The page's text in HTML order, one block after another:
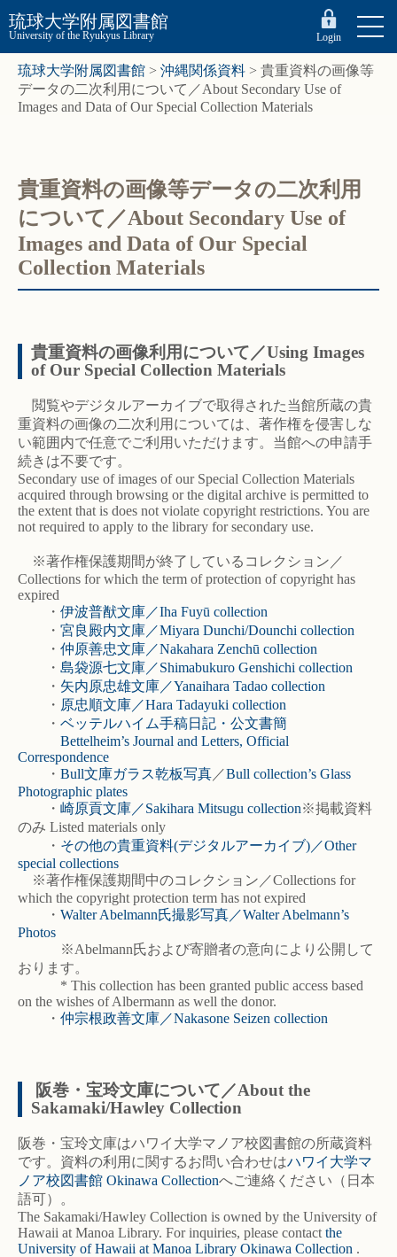
琉球大学附属図書館
University of the Ryukyus Library Login
琉球大学附属図書館 > 沖縄関係資料 > 貴重資料の画像等
データの二次利用について／About Secondary Use of
Images and Data of Our Special Collection Materials
貴重資料の画像等データの二次利用
について／About Secondary Use of
Images and Data of Our Special
Collection Materials
貴重資料の画像利用について／Using Images
of Our Special Collection Materials
閲覧やデジタルアーカイブで取得された当館所蔵の貴
重資料の画像の二次利用については、著作権を侵害しな
い範囲内で任意でご利用いただけます。当館への申請手
続きは不要です。
Secondary use of images of our Special Collection Materials
acquired through browsing or the digital archive is permitted to
the extent that is does not violate copyright restrictions. You are
not required to apply to the library for secondary use.
※著作権保護期間が終了しているコレクション／
Collections for which the term of protection of copyright has
expired
・ 伊波普猷文庫／Iha Fuyū collection
・ 宮良殿内文庫／Miyara Dunchi/Dounchi collection
・ 仲原善忠文庫／Nakahara Zenchū collection
・ 島袋源七文庫／Shimabukuro Genshichi collection
・ 矢内原忠雄文庫／Yanaihara Tadao collection
・ 原忠順文庫／Hara Tadayuki collection
・ ベッテルハイム手稿日記・公文書簡
Bettelheim’s Journal and Letters, Official
Correspondence
・ Bull文庫ガラス乾板写真 ／Bull collection’s Glass
Photographic plates
・ 崎原貢文庫／Sakihara Mitsugu collection※掲載資料
のみ Listed materials only
・ その他の貴重資料(デジタルアーカイブ)／Other
special collections
※著作権保護期間中のコレクション／Collections for
which the copyright protection term has not expired
・ Walter Abelmann氏撮影写真／Walter Abelmann’s
Photos
※Abelmann氏および寄贈者の意向により公開して
おります。
* This collection has been granted public access based
on the wishes of Albermann as well the donor.
・ 仲宗根政善文庫／Nakasone Seizen collection
阪巻・宝玲文庫について／About the
Sakamaki/Hawley Collection
阪巻・宝玲文庫はハワイ大学マノア校図書館の所蔵資料
です。資料の利用に関するお問い合わせはハワイ大学マ
ノア校図書館 Okinawa Collectionへご連絡ください（日本
語可）。
The Sakamaki/Hawley Collection is owned by the University of
Hawaii at Manoa Library. For inquiries, please contact the
University of Hawaii at Manoa Library Okinawa Collection .